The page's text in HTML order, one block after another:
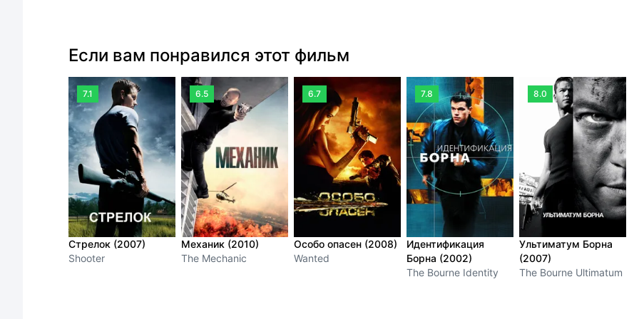
Если вам понравился этот фильм
7.1
Стрелок (2007)
Shooter
6.5
Механик (2010)
The Mechanic
6.7
Особо опасен (2008)
Wanted
7.8
Идентификация
Борна (2002)
The Bourne Identity
8.0
Ультиматум Борна
(2007)
The Bourne Ultimatum